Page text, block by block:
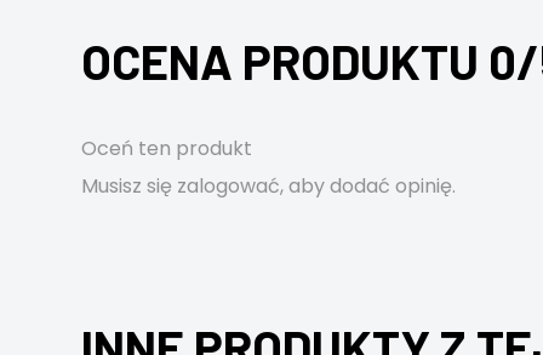
OCENA PRODUKTU
Oceń ten produkt
Musisz się zalogować, aby dodać opinię.